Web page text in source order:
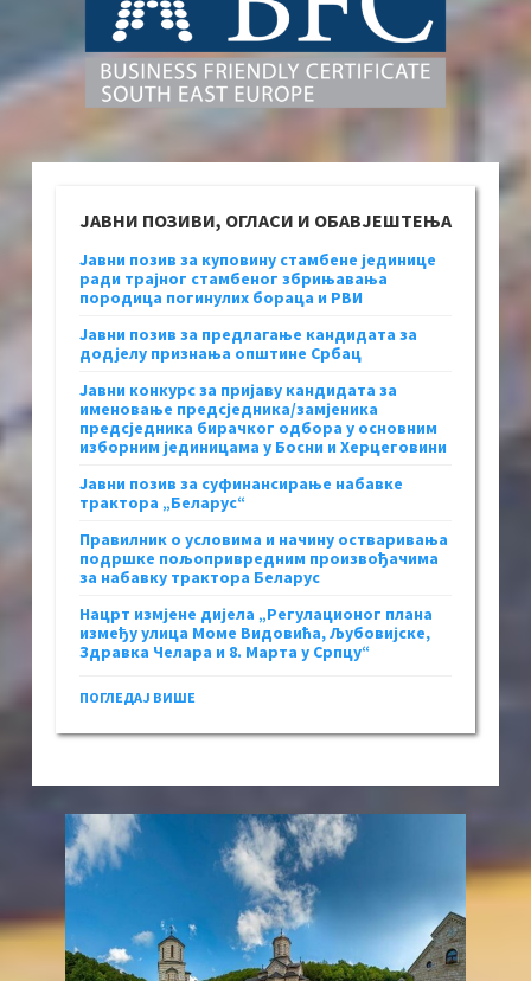
ЈАВНИ ПОЗИВИ, ОГЛАСИ И ОБАВЈЕШТЕЊА
Јавни позив за куповину стамбене јединице
ради трајног стамбеног збрињавања
породица погинулих бораца и РВИ
Јавни позив за предлагање кандидата за
додјелу признања општине Србац
Јавни конкурс за пријаву кандидата за
именовање предсједника/замјеника
предсједника бирачког одбора у основним
изборним јединицама у Босни и Херцеговини
Јавни позив за суфинансирање набавке
трактора „Беларус“
Правилник о условима и начину остваривања
подршке пољопривредним произвођачима
за набавку трактора Беларус
Нацрт измјене дијела „Регулационог плана
између улица Моме Видовића, Љубовијске,
Здравка Челара и 8. Марта у Српцу“
ПОГЛЕДАЈ ВИШЕ